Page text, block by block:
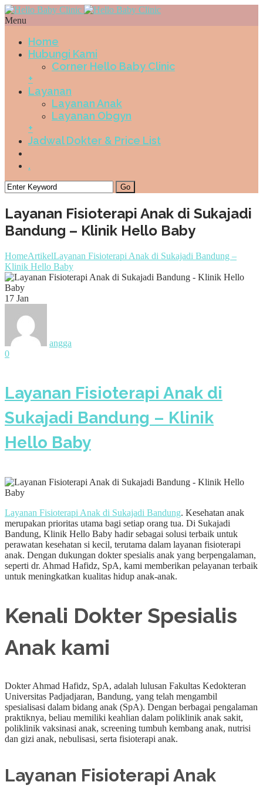
Menu
Home
Hubungi Kami
Corner Hello Baby Clinic
+
Layanan
Layanan Anak
Layanan Obgyn
+
Jadwal Dokter & Price List
.
Layanan Fisioterapi Anak di Sukajadi
Bandung – Klinik Hello Baby
HomeArtikelLayanan Fisioterapi Anak di Sukajadi Bandung –
Klinik Hello Baby
17 Jan
angga
0
Layanan Fisioterapi Anak di
Sukajadi Bandung – Klinik
Hello Baby
Layanan Fisioterapi Anak di Sukajadi Bandung. Kesehatan anak
merupakan prioritas utama bagi setiap orang tua. Di Sukajadi
Bandung, Klinik Hello Baby hadir sebagai solusi terbaik untuk
perawatan kesehatan si kecil, terutama dalam layanan fisioterapi
anak. Dengan dukungan dokter spesialis anak yang berpengalaman,
seperti dr. Ahmad Hafidz, SpA, kami memberikan pelayanan terbaik
untuk meningkatkan kualitas hidup anak-anak.
Kenali Dokter Spesialis
Anak kami
Dokter Ahmad Hafidz, SpA, adalah lulusan Fakultas Kedokteran
Universitas Padjadjaran, Bandung, yang telah mengambil
spesialisasi dalam bidang anak (SpA). Dengan berbagai pengalaman
praktiknya, beliau memiliki keahlian dalam poliklinik anak sakit,
poliklinik vaksinasi anak, screening tumbuh kembang anak, nutrisi
dan gizi anak, nebulisasi, serta fisioterapi anak.
Layanan Fisioterapi Anak